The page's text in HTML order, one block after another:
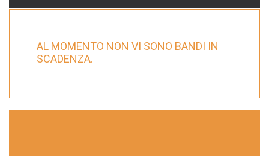
AL MOMENTO NON VI SONO BANDI IN
SCADENZA.